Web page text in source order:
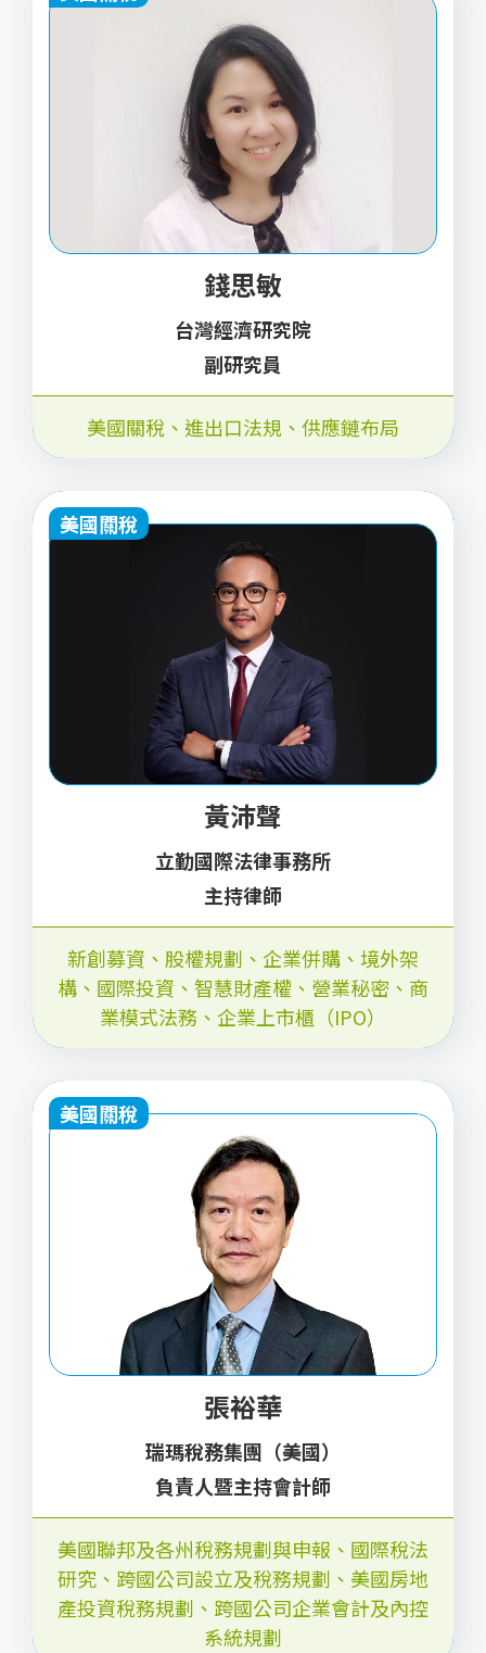
錢思敏
台灣經濟研究院
副研究員
美國關稅、進出口法規、供應鏈布局
美國關稅
黃沛聲
立勤國際法律事務所
主持律師
新創募資、股權規劃、企業併購、境外架
構、國際投資、智慧財產權、營業秘密、商
業模式法務、企業上市櫃（IPO）
美國關稅
張裕華
瑞瑪稅務集團（美國）
負責人暨主持會計師
美國聯邦及各州稅務規劃與申報、國際稅法
研究、跨國公司設立及稅務規劃、美國房地
產投資稅務規劃、跨國公司企業會計及內控
系統規劃